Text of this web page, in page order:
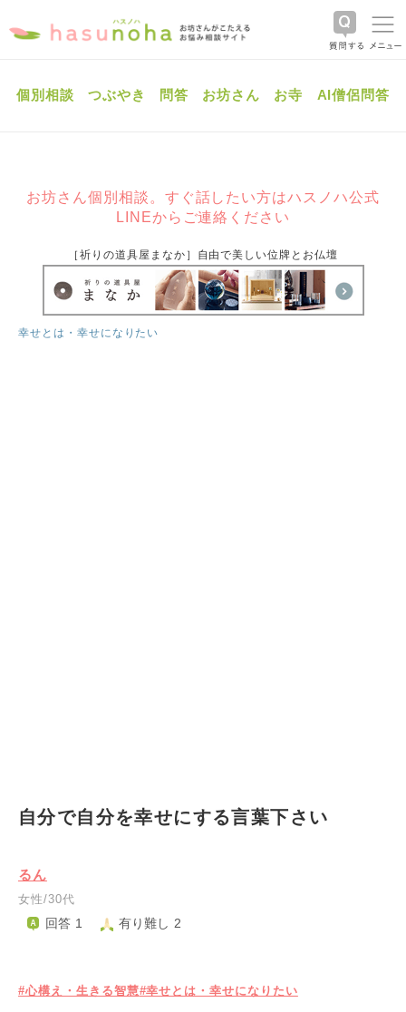
個別相談 つぶやき 問答 お坊さん お寺 AI僧侶問答
お坊さん個別相談。すぐ話したい方はハスノハ公式
LINEからご連絡ください
［祈りの道具屋まなか］自由で美しい位牌とお仏壇
幸せとは・幸せになりたい
自分で自分を幸せにする言葉下さい
るん
女性/30代
回答 1 有り難し 2
#心構え・生きる智慧#幸せとは・幸せになりたい